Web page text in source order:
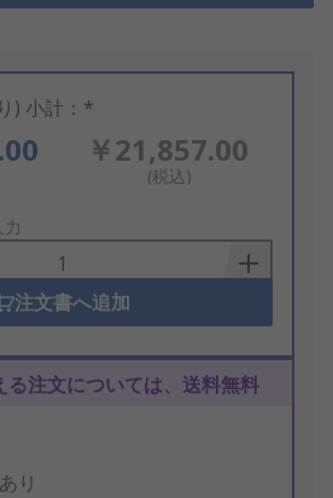
) 小計：*
￥21,857.00
(税込)
注文書へ追加
る注文については、送料無料
り